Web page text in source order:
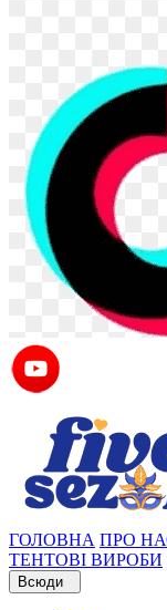
ГОЛОВНА ПРО
ТЕНТОВІ ВИРОБИ
Всюди